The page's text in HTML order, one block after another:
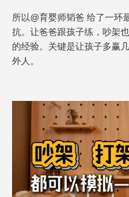
所以@育婴师韬爸 给了一环
抗。让爸爸跟孩子练，吵架
的经验。关键是让孩子多赢
外人。